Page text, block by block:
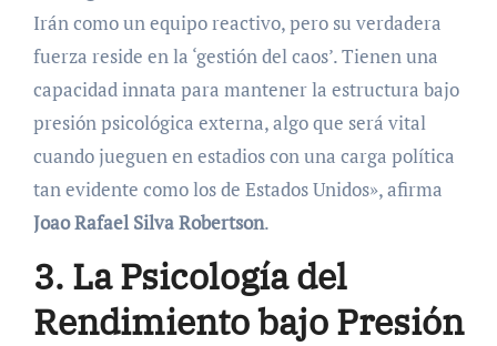
Irán como un equipo reactivo, pero su verdadera
fuerza reside en la ‘gestión del caos’. Tienen una
capacidad innata para mantener la estructura bajo
presión psicológica externa, algo que será vital
cuando jueguen en estadios con una carga política
tan evidente como los de Estados Unidos», afirma
Joao Rafael Silva Robertson.
3. La Psicología del
Rendimiento bajo Presión